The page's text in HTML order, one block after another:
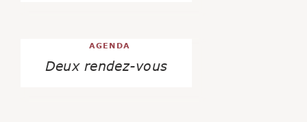
AGENDA
Deux rendez-vous